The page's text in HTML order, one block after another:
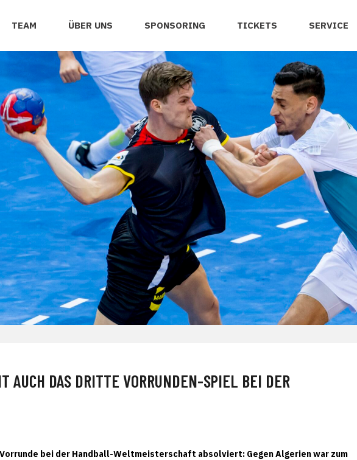
TEAM ÜBER UNS SPONSORING TICKETS SERVICE
AUCH DAS DRITTE VORRUNDEN-SPIEL BEI DER
bei der Handball-Weltmeisterschaft absolviert: Gegen Algerien war zum